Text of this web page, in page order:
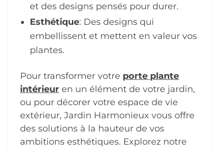
et des designs pensés pour durer.
Esthétique: Des designs qui
embellissent et mettent en valeur vos
plantes.
Pour transformer votre porte plante
intérieur en un élément de votre jardin,
ou pour décorer votre espace de vie
extérieur, Jardin Harmonieux vous offre
des solutions à la hauteur de vos
ambitions esthétiques. Explorez notre